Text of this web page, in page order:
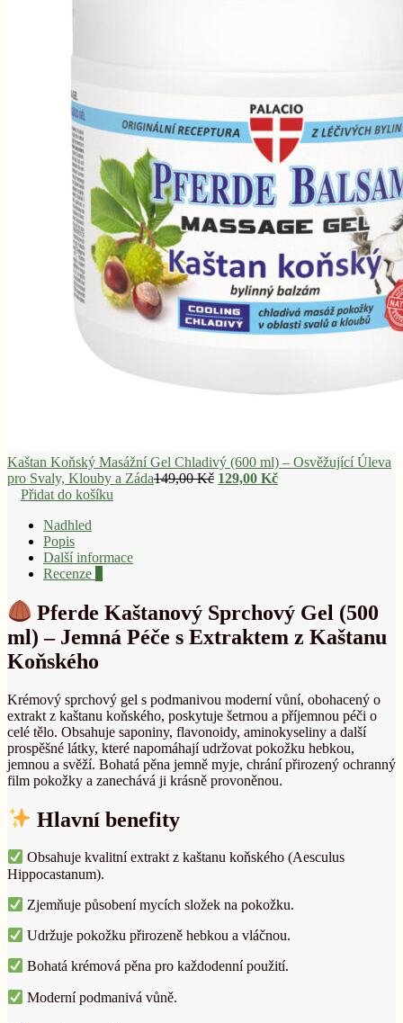
Kaštan Koňský Masážní Gel Chladivý (600 ml) – Osvěžující Úleva
pro Svaly, Klouby a Záda149,00Kč Původní
129,00 KčAktuální
Přidat do košíku
Nadhled
Popis
Další informace
Recenze
Pferde Kaštanový Sprchový Gel (500
ml) – Jemná Péče s Extraktem z Kaštanu
Koňského
Krémový sprchový gel s podmanivou moderní vůní, obohacený o
extrakt z kaštanu koňského, poskytuje šetrnou a příjemnou péči o
celé tělo. Obsahuje saponiny, flavonoidy, aminokyseliny a další
prospěšné látky, které napomáhají udržovat pokožku hebkou,
jemnou a svěží. Bohatá pěna jemně myje, chrání přirozený ochranný
film pokožky a zanechává ji krásně provoněnou.
Hlavní benefity
Obsahuje kvalitní extrakt z kaštanu koňského (Aesculus
Hippocastanum).
Zjemňuje působení mycích složek na pokožku.
Udržuje pokožku přirozeně hebkou a vláčnou.
Bohatá krémová pěna pro každodenní použití.
Moderní podmanivá vůně.